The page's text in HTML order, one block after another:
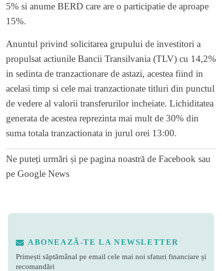
5% si anume BERD care are o participatie de aproape
15%.
Anuntul privind solicitarea grupului de investitori a
propulsat actiunile Bancii Transilvania (TLV) cu 14,2%
in sedinta de tranzactionare de astazi, acestea fiind in
acelasi timp si cele mai tranzactionate titluri din punctul
de vedere al valorii transferurilor incheiate. Lichiditatea
generata de acestea reprezinta mai mult de 30% din
suma totala tranzactionata in jurul orei 13:00.
Ne puteți urmări și pe pagina noastră de Facebook sau
pe Google News
ABONEAZĂ-TE LA NEWSLETTER
Primești săptămânal pe email cele mai noi sfaturi financiare și
recomandări